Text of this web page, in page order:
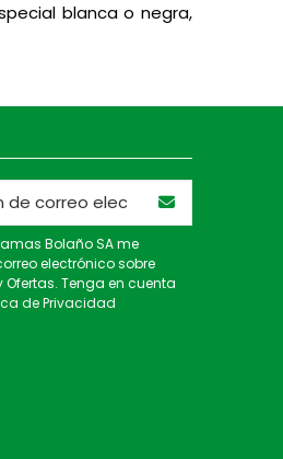
blanca o negra,
Bolaño SA me
electrónico sobre
Ofertas. Tenga en cuenta
de Privacidad